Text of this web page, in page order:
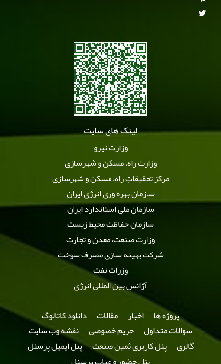
لینک های سایت
وزارت نیرو
وزارت راه، مسکن و شهرسازی
مرکز تحقیقاتِ راه، مسکن و شهرسازی
سازمان بهره وری انرژی ایران
سازمان ملی استاندارد ایران
سازمان حفاظت محیط زیست
وزارت صنعت، معدن و تجارت
شرکت بهینه سازی مصرف سوخت
وزرات نفت
آژانس بین المللی انرژی
پروژه ها
اخبار مقالات دانلود کاتالوگ
سوالات متداول
حریم خصوصی نقشه وب سایت
گالری
پنل کاربری ثمین صنعت پنل ایمیل پرسنل